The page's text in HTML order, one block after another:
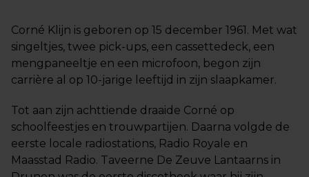
Corné Klijn is geboren op 15 december 1961. Met wat
singeltjes, twee pick-ups, een cassettedeck, een
mengpaneeltje en een microfoon, begon zijn
carrière al op 10-jarige leeftijd in zijn slaapkamer.
Tot aan zijn achttiende draaide Corné op
schoolfeestjes en trouwpartijen. Daarna volgde de
eerste locale radiostations, Radio Royale en
Maasstad Radio. Taveerne De Zeuve Lantaarns in